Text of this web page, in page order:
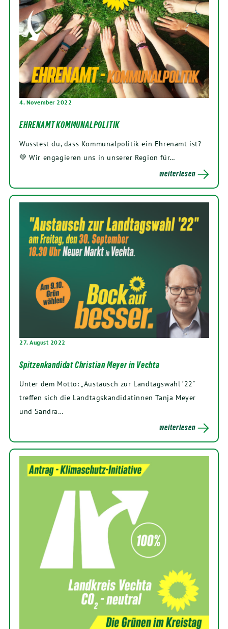
4. November 2022
EHRENAMT KOMMUNALPOLITIK
Wusstest du, dass Kommunalpolitik ein Ehrenamt ist?
💚 Wir engagieren uns in unserer Region für…
weiterlesen
27. August 2022
Spitzenkandidat Christian Meyer in Vechta
Unter dem Motto: „Austausch zur Landtagswahl ’22“
treffen sich die Landtagskandidatinnen Tanja Meyer
und Sandra…
weiterlesen